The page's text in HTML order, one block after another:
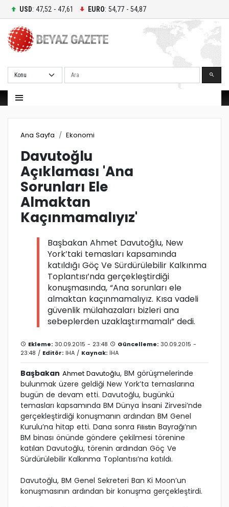
USD: 47,52 - 47,61 EURO: 54,77 - 54,87
Ara
Ana Sayfa Ekonomi
Davutoğlu
Açıklaması 'Ana
Sorunları Ele
Almaktan
Kaçınmamalıyız'
Başbakan Ahmet Davutoğlu, New
York’taki temasları kapsamında
katıldığı Göç Ve Sürdürülebilir Kalkınma
Toplantısı’nda gerçekleştirdiği
konuşmasında, “Ana sorunları ele
almaktan kaçınmamalıyız. Kısa vadeli
güvenlik mülahazaları bizleri ana
sebeplerden uzaklaştırmamalı” dedi.
Ekleme: 30.09.2015 - 23:48 Güncelleme: 30.09.2015 -
23:48 / Editör: IHA / Kaynak: İHA
Başbakan Ahmet Davutoğlu, BM görüşmelerinde
bulunmak üzere geldiği New York’ta temaslarına
bugün de devam etti. Davutoğlu, bugünkü
temasları kapsamında BM Dünya İnsani Zirvesi’nde
gerçekleştirdiği konuşmanın ardından BM Genel
Kurulu’na hitap etti. Dana sonra Filistin Bayrağı’nın
BM binası önünde göndere çekilmesi törenine
katılan Davutoğlu, törenin ardından Göç Ve
Sürdürülebilir Kalkınma Toplantısı’na katıldı.
Davutoğlu, BM Genel Sekreteri Ban Ki Moon’un
konuşmasının ardından bir konuşma gerçekleştirdi.